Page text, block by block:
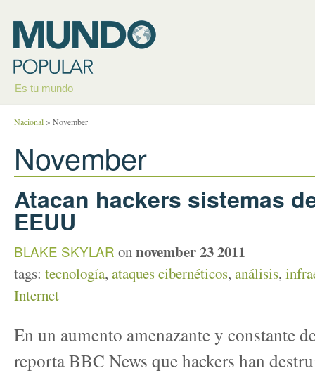
Es tu mundo
Nacional> November
November
Atacan hackers sistemas
EEUU
BLAKE SKYLAR onnovember 23 2011
tags: tecnología, ataques cibernéticos, análisis,
Internet
En un aumento amenazante y constante
reporta BBC News que hackers han